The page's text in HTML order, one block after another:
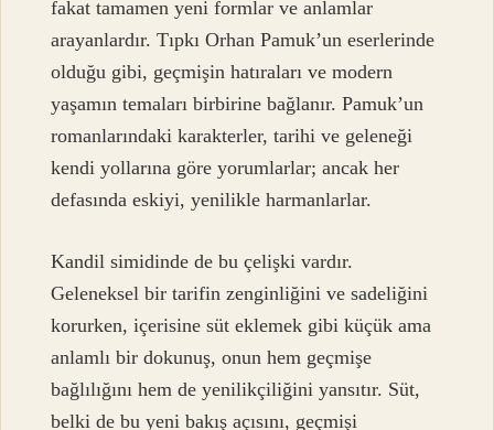
fakat tamamen yeni formlar ve anlamlar
arayanlardır. Tıpkı Orhan Pamuk’un eserlerinde
olduğu gibi, geçmişin hatıraları ve modern
yaşamın temaları birbirine bağlanır. Pamuk’un
romanlarındaki karakterler, tarihi ve geleneği
kendi yollarına göre yorumlarlar; ancak her
defasında eskiyi, yenilikle harmanlarlar.
Kandil simidinde de bu çelişki vardır.
Geleneksel bir tarifin zenginliğini ve sadeliğini
korurken, içerisine süt eklemek gibi küçük ama
anlamlı bir dokunuş, onun hem geçmişe
bağlılığını hem de yenilikçiliğini yansıtır. Süt,
belki de bu yeni bakış açısını, geçmişi